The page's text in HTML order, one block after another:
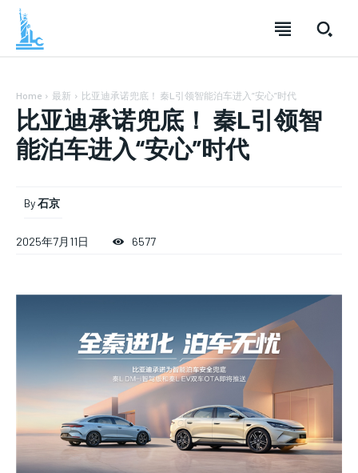
SUBSCRIBE
We have a curated list of the most noteworthy news
from all across the globe. With any subscription plan,
you get access toexclusive articlesthat let you
stay ahead of the curve.
Your Profile
NEWS LIFESTYLE PUBLIC OPINION
SUBSCRIBE
We have a curated list of the most noteworthy news from all
across the globe. With any subscription plan, you get access
exclusive articlesthat let you stay ahead of the curve.
Your Profile
NEWS LIFESTYLE PUBLIC OPINION
SUBSCRIBE
We have a curated list of the most noteworthy news from all
across the globe. With any subscription plan, you get access
exclusive articlesthat let you stay ahead of the curve.
Your Profile
NEWS LIFESTYLE PUBLIC OPINION
Home 最新 比亚迪承诺兜底！ 秦L引领智能泊车进入“安心”时代
比亚迪承诺兜底！ 秦L引领智
能泊车进入“安心”时代
By石京
2025年7月11日 6577